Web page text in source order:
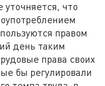
уточняется, что
правом
день таким
права своих
бы регулировали